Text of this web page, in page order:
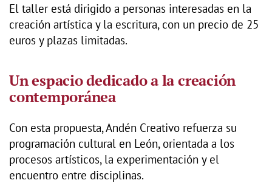
El taller está dirigido a personas interesadas en la
creación artística y la escritura, con un precio de 25
euros y plazas limitadas.
Un espacio dedicado a la creación
contemporánea
Con esta propuesta, Andén Creativo refuerza su
programación cultural en León, orientada a los
procesos artísticos, la experimentación y el
encuentro entre disciplinas.